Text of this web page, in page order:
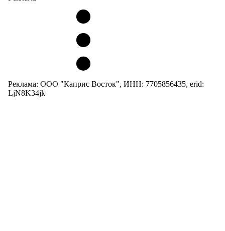
Реклама: ООО "Каприс Восток", ИНН: 7705856435, erid:
LjN8K34jk